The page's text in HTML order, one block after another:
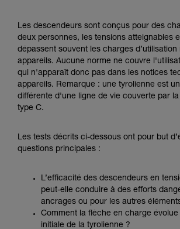
informations de la notice
pouvoir comprendre ce
d’informations.
Maîtriser ces techniques
formation et un entraînement
avec un professionnel votre
la manipulation, seul, en toute
liées à votre activité. Il peut en
que nous ne décrivons pas ici.
Les descendeurs sont conçus pour des
deux personnes, les tensions atteignables
dépassent souvent les charges
appareils. Aucune norme ne couvre
qui n'apparaît donc pas dans les notices
appareils. Remarque : une tyrolienne est
différente d'une ligne de vie couverte par
type C.
Les tests décrits ci-dessous ont pour but
questions principales :
L’efficacité des descendeurs en
peut-elle conduire à des efforts
ancrages ou pour les autres
Comment la flèche en charge évolue
initiale de la tyrolienne ?